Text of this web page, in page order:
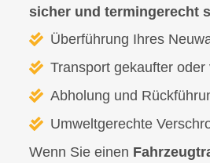
sicher und termingerecht
Überführung Ihres
Transport gekaufter
Abholung und
Umweltgerechte
Wenn Sie einen